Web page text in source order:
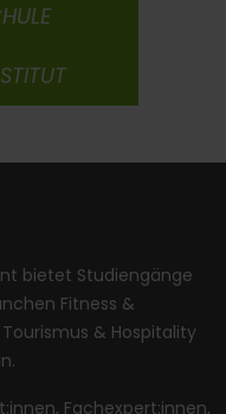
bietet Studiengänge
Fitness &
& Hospitality
Fachexpert:innen,